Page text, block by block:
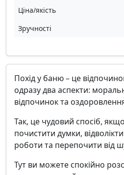
Ціна/якість
Зручності
Похід у баню – це
одразу два аспекти:
відпочинок та
Так, це чудовий спосіб,
почистити думки,
роботи та перепочити від
Тут ви можете спокійно